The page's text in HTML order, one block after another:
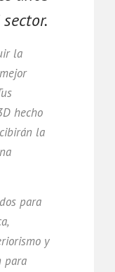
la
hecho
la
para
y
para